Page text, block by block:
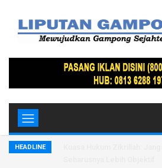
HEADLINE
Saluran Air
Kuasa Hukum Zikrillah: